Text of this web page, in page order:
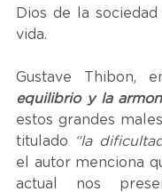
Dios de la
vida.
Gustave Thibon,
equilibrio y la
estos grandes
titulado
“la
el autor menciona
actual nos